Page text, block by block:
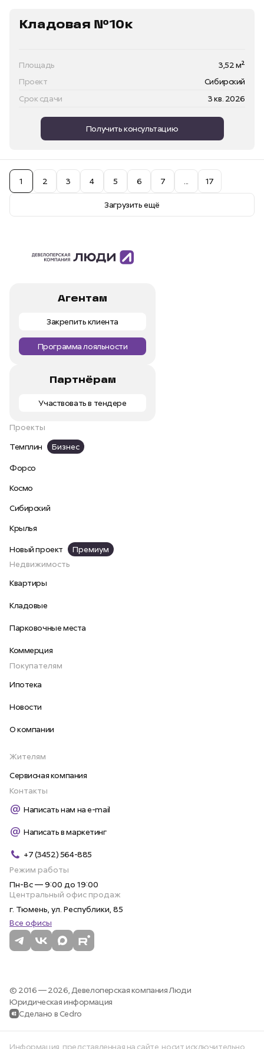
Кладовая №10к
Проект
Сибирский
Срок сдачи
3 кв. 2026
Площадь 3,52 м²
Получить консультацию
1 2 3 4 5 6 7 17
Загрузить ещё
Агентам
Закрепить клиента
Программа лояльности
Партнёрам
Участвовать в тендере
Проекты
Темплин
Бизнес
Форсо
Космо
Сибирский
Крылья
Новый проект
Премиум
Недвижимость
Квартиры
Кладовые
Парковочные места
Коммерция
Покупателям
Ипотека
Новости
О компании
Жителям
Сервисная компания
Контакты
Написать нам на e-mail
Написать в маркетинг
+7 (3452) 564-885
Режим работы
Пн-Вс — 9:00 до 19:00
Центральный офис продаж
г. Тюмень, ул. Республики, 85
Все офисы
© 2016 — 2026, Девелоперская компания Люди
Юридическая информация
Сделано в Cedro
Информация, представленная на сайте, носит исключительно